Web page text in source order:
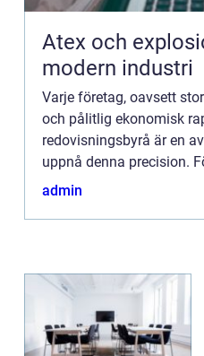
Atex och
modern industri
Varje företag, oavsett
och pålitlig ekonomisk
redovisningsbyrå är en
uppnå denna precision.
admin